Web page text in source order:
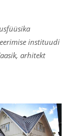
instituudi
arhitekt